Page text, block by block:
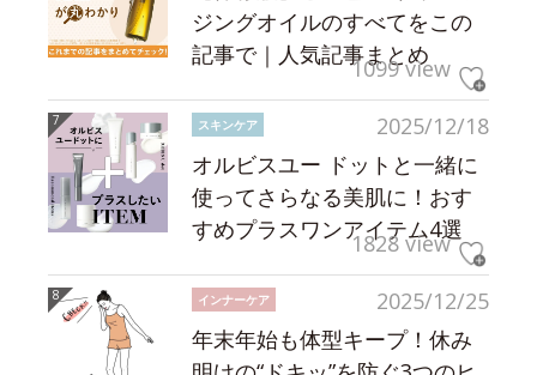
ジングオイルのすべてをこの
記事で｜人気記事まとめ
1099 view
2025/12/18
スキンケア
オルビスユー ドットと一緒に
使ってさらなる美肌に！おす
すめプラスワンアイテム4選
1828 view
2025/12/25
インナーケア
年末年始も体型キープ！休み